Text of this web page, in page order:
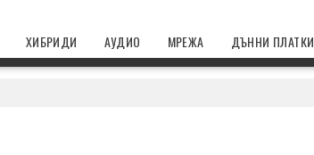
ХИБРИДИ АУДИО МРЕЖА ДЪННИ ПЛАТКИ